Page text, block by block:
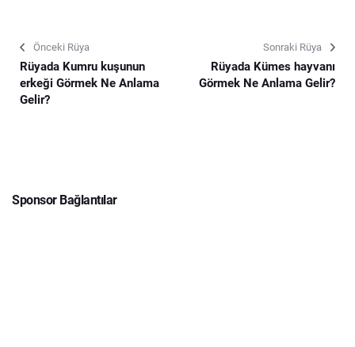
Önceki Rüya
Rüyada Kumru kuşunun
erkeği Görmek Ne Anlama
Gelir?
Sonraki Rüya
Rüyada Kümes hayvanı
Görmek Ne Anlama Gelir?
Sponsor Bağlantılar